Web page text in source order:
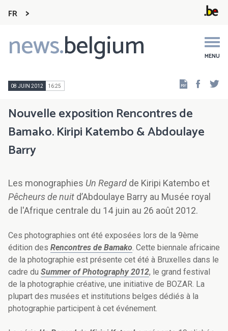
FR
news.belgium MENU
Main
navigation
08 JUIN 2012 16:25
Nouvelle exposition Rencontres de
Bamako. Kiripi Katembo & Abdoulaye
Barry
Les monographies Un Regard de Kiripi Katembo et
Pêcheurs de nuit d’Abdoulaye Barry au Musée royal
de l'Afrique centrale du 14 juin au 26 août 2012.
Ces photographies ont été exposées lors de la 9ème
édition des Rencontres de Bamako. Cette biennale africaine
de la photographie est présente cet été à Bruxelles dans le
cadre du Summer of Photography 2012, le grand festival
de la photographie créative, une initiative de BOZAR. La
plupart des musées et institutions belges dédiés à la
photographie participent à cet événement.